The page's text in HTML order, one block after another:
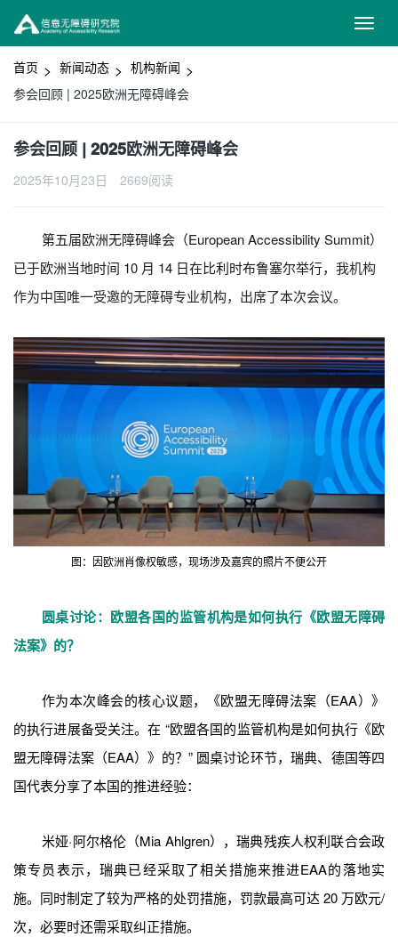
首页 新闻动态
机构新闻
参会回顾 | 2025欧洲无障碍峰会
参会回顾 | 2025欧洲无障碍峰会
2025年10月23日 2669阅读
第五届欧洲无障碍峰会（European Accessibility Summit）
已于欧洲当地时间 10 月 14 日在比利时布鲁塞尔举行， 我机构
作为中国唯一受邀的无障碍专业机构，出席了本次会议。
图：因欧洲肖像权敏感，现场涉及嘉宾的照片不便公开
圆桌讨论：欧盟各国的监管机构是如何执行《欧盟无障碍
法案》的？
作为本次峰会的核心议题，《欧盟无障碍法案（EAA）》
的执行进展备受关注。在 “欧盟各国的监管机构是如何执行《欧
盟无障碍法案（EAA）》的？”圆桌讨论环节，瑞典、德国等四
国代表分享了本国的推进经验：
米娅·阿尔格伦（Mia Ahlgren），瑞典残疾人权利联合会政
策专员表示，瑞典已经采取了相关措施来推进EAA的落地实
施。同时制定了较为严格的处罚措施，罚款最高可达 20 万欧元/
次，必要时还需采取纠正措施。